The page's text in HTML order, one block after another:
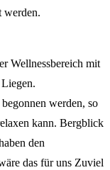
werden.
Wellnessbereich mit
werden, so
kann. Bergblick
den
das für uns Zuviel